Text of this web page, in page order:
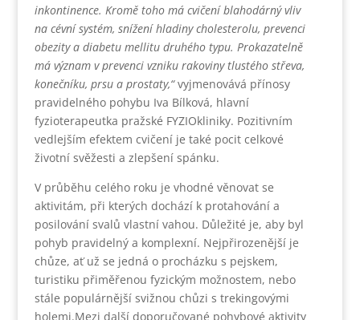
inkontinence. Kromě toho má cvičení blahodárný vliv
na cévní systém, snížení hladiny cholesterolu, prevenci
obezity a diabetu mellitu druhého typu. Prokazatelně
má význam v prevenci vzniku rakoviny tlustého střeva,
konečníku, prsu a prostaty,“vyjmenovává přínosy
pravidelného pohybu Iva Bílková, hlavní
fyzioterapeutka pražské FYZIOkliniky. Pozitivním
vedlejším efektem cvičení je také pocit celkové
životní svěžesti a zlepšení spánku.
V průběhu celého roku je vhodné věnovat se
aktivitám, při kterých dochází k protahování a
posilování svalů vlastní vahou. Důležité je, aby byl
pohyb pravidelný a komplexní. Nejpřirozenější je
chůze, ať už se jedná o procházku s pejskem,
turistiku přiměřenou fyzickým možnostem, nebo
stále populárnější svižnou chůzi s trekingovými
holemi.Mezi další doporučované pohybové aktivity